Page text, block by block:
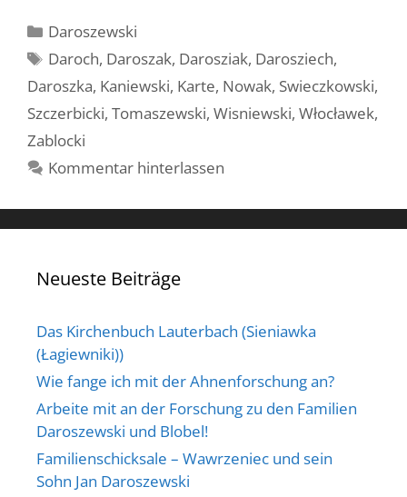
Kategorien
Daroszewski
Schlagwörter
Daroch, Daroszak, Darosziak, Darosziech,
Daroszka, Kaniewski, Karte, Nowak, Swieczkowski,
Szczerbicki, Tomaszewski, Wisniewski, Włocławek,
Zablocki
Kommentar hinterlassen
Neueste Beiträge
Das Kirchenbuch Lauterbach (Sieniawka
(Łagiewniki))
Wie fange ich mit der Ahnenforschung an?
Arbeite mit an der Forschung zu den Familien
Daroszewski und Blobel!
Familienschicksale – Wawrzeniec und sein
Sohn Jan Daroszewski